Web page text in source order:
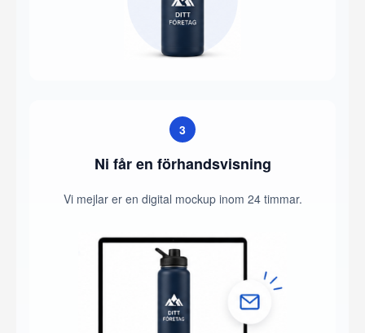
3
Ni får en förhandsvisning
Vi mejlar er en digital mockup inom 24 timmar.